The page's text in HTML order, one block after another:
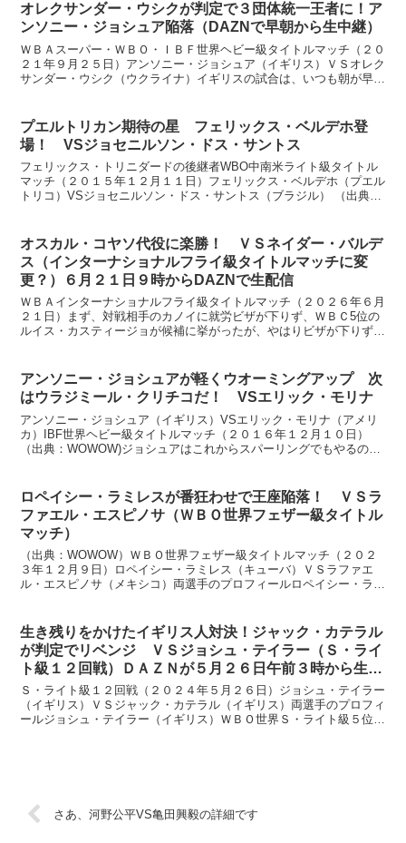
オレクサンダー・ウシクが判定で３団体統一王者に！ア
ンソニー・ジョシュア陥落（DAZNで早朝から生中継）
ＷＢＡスーパー・ＷＢＯ・ＩＢＦ世界ヘビー級タイトルマッチ（２０
２１年９月２５日）アンソニー・ジョシュア（イギリス）ＶＳオレク
サンダー・ウシク（ウクライナ）イギリスの試合は、いつも朝が早い
プエルトリカン期待の星 フェリックス・ベルデホ登
場！ VSジョセニルソン・ドス・サントス
フェリックス・トリニダードの後継者WBO中南米ライト級タイトル
マッチ（２０１５年１２月１１日）フェリックス・ベルデホ（プエル
トリコ）VSジョセニルソン・ドス・サントス（ブラジル） （出典：
オスカル・コヤソ代役に楽勝！ ＶＳネイダー・バルデ
ス（インターナショナルフライ級タイトルマッチに変
更？）６月２１日９時からDAZNで生配信
ＷＢＡインターナショナルフライ級タイトルマッチ（２０２６年６月
２１日）まず、対戦相手のカノイに就労ビザが下りず、ＷＢＣ5位の
ルイス・カスティージョが候補に挙がったが、やはりビザが下りず、
アンソニー・ジョシュアが軽くウオーミングアップ 次
はウラジミール・クリチコだ！ VSエリック・モリナ
アンソニー・ジョシュア（イギリス）VSエリック・モリナ（アメリ
カ）IBF世界ヘビー級タイトルマッチ（２０１６年１２月１０日）
（出典：WOWOW)ジョシュアはこれからスパーリングでもやるのか
ロペイシー・ラミレスが番狂わせで王座陥落！ ＶＳラ
ファエル・エスピノサ（ＷＢＯ世界フェザー級タイトル
マッチ）
（出典：WOWOW）ＷＢＯ世界フェザー級タイトルマッチ（２０２
３年１２月９日）ロペイシー・ラミレス（キューバ）ＶＳラファエ
ル・エスピノサ（メキシコ）両選手のプロフィールロペイシー・ラミ
生き残りをかけたイギリス人対決！ジャック・カテラル
が判定でリベンジ ＶＳジョシュ・テイラー（Ｓ・ライ
ト級１２回戦）ＤＡＺＮが５月２６日午前３時から生配
信
Ｓ・ライト級１２回戦（２０２４年５月２６日）ジョシュ・テイラー
（イギリス）ＶＳジャック・カテラル（イギリス）両選手のプロフィ
ールジョシュ・テイラー（イギリス）ＷＢＯ世界Ｓ・ライト級５位２
さあ、河野公平VS亀田興毅の詳細です